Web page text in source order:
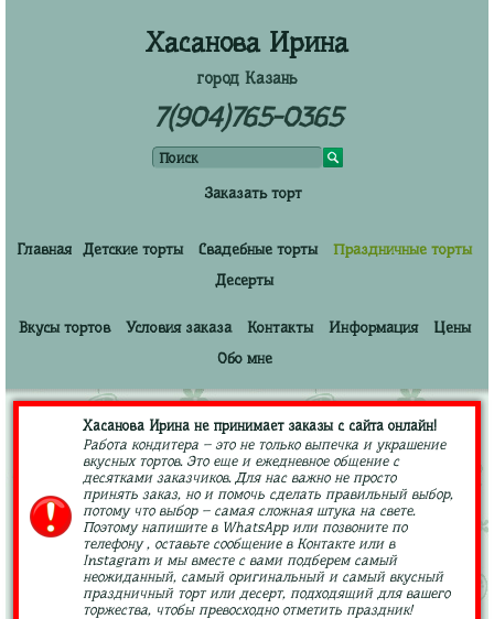
Хасанова Ирина
город Казань
7(904)765-0365
Заказать торт
Главная Детские торты Свадебные торты
Праздничные торты
Десерты
Вкусы тортов Условия заказа Контакты Информация
Цены
Обо мне
Хасанова Ирина не принимает заказы с сайта онлайн!
Работа кондитера – это не только выпечка и украшение
вкусных тортов. Это еще и ежедневное общение с
десятками заказчиков. Для нас важно не просто
принять заказ, но и помочь сделать правильный выбор,
потому что выбор – самая сложная штука на свете.
Поэтому напишите в WhatsApp или позвоните по
телефону , оставьте сообщение в Контакте или в
Instagram и мы вместе с вами подберем самый
неожиданный, самый оригинальный и самый вкусный
праздничный торт или десерт, подходящий для вашего
торжества, чтобы превосходно отметить праздник!